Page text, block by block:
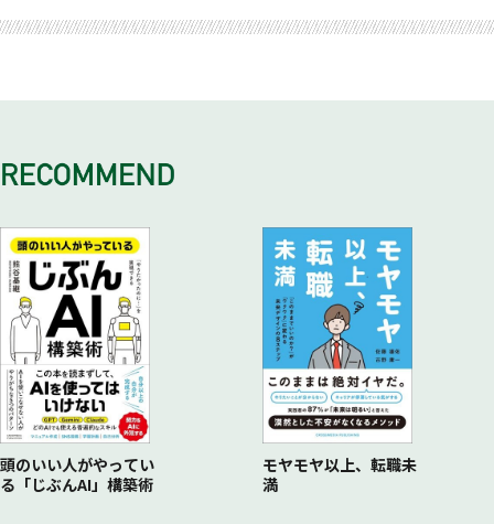
・どれだけ信頼されているのか？
・営業がやっていることは、この２つ！
・営業活動では「段階」が重要
・お客様をその気にさせるには？
・こうなると営業が楽になる
頭のいい人がやってい
る「じぶんAI」構築術
モヤモヤ以上、転職未
満